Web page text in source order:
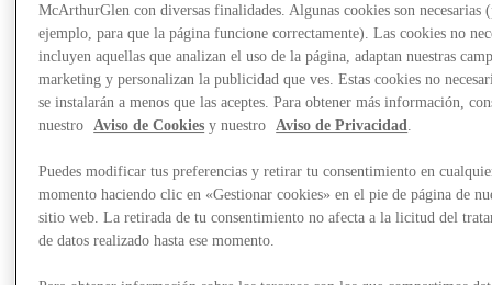
McArthurGlen con diversas finalidades. Algunas cookies son necesarias
ejemplo, para que la página funcione correctamente). Las cookies no
incluyen aquellas que analizan el uso de la página, adaptan nuestras
marketing y personalizan la publicidad que ves. Estas cookies no
se instalarán a menos que las aceptes. Para obtener más información,
nuestro
Aviso de Cookies y nuestro Aviso de Privacidad
Puedes modificar tus preferencias y retirar tu consentimiento en
momento haciendo clic en «Gestionar cookies» en el pie de página de
sitio web. La retirada de tu consentimiento no afecta a la licitud del
de datos realizado hasta ese momento.